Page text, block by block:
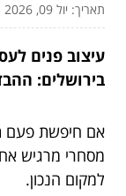
תאריך: יול 09, 2026
עיצוב פנים
בירושלים:
אם חיפשת פעם
מסחרי מרגיש
למקום הנכון.